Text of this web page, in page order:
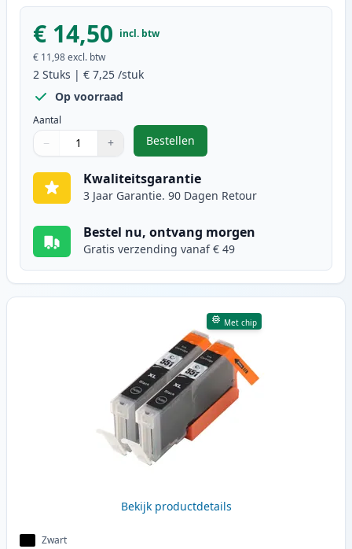
€ 14,50 incl. btw
€ 11,98excl. btw
2 Stuks | € 7,25 /stuk
Op voorraad
Aantal
Gebruik de knoppen om aan te passen
− +
1
Bestellen
,2 stuks Canon PGI-550XL
Kwaliteitsgarantie
3 Jaar Garantie. 90 Dagen Retour
Bestel nu, ontvang morgen
Gratis verzending vanaf € 49
Met chip
Bekijk productdetails
Zwart